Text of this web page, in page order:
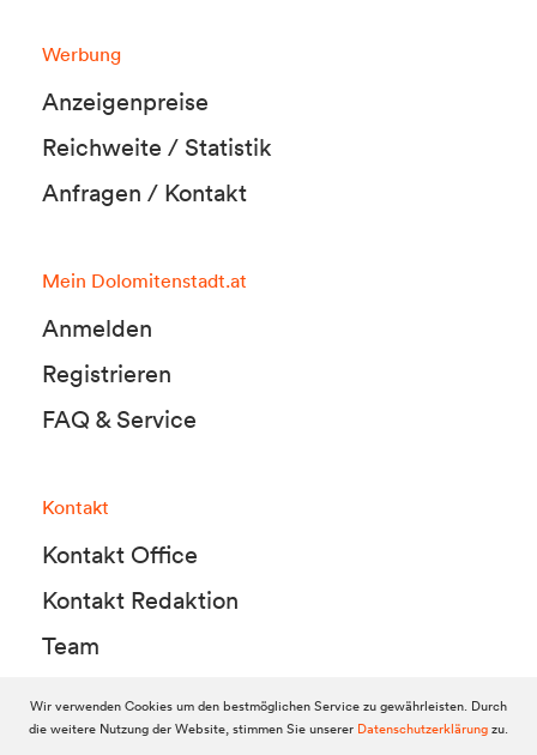
Werbung
Anzeigenpreise
Reichweite / Statistik
Anfragen / Kontakt
Mein Dolomitenstadt.at
Anmelden
Registrieren
FAQ & Service
Kontakt
Kontakt Office
Kontakt Redaktion
Team
© 2010-2026 Dolomitenstadt.at
Wir verwenden Cookies um den bestmöglichen Service zu gewährleisten. Durch
die weitere Nutzung der Website, stimmen Sie unserer Datenschutzerklärungzu.